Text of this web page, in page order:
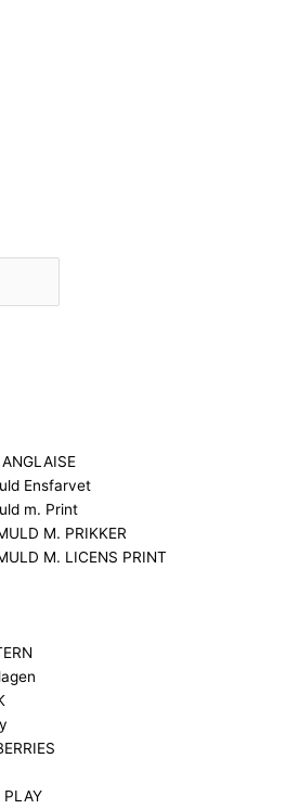
ANGLAISE
Ensfarvet
m. Print
M. PRIKKER
M. LICENS PRINT
PLAY